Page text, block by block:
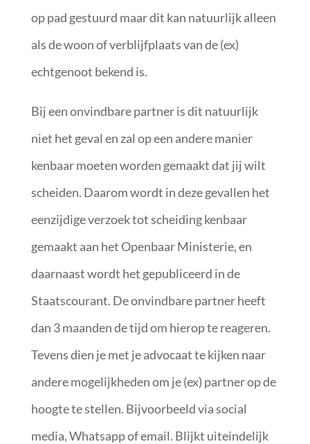
op pad gestuurd maar dit kan natuurlijk alleen
als de woon of verblijfplaats van de (ex)
echtgenoot bekend is.
Bij een onvindbare partner is dit natuurlijk
niet het geval en zal op een andere manier
kenbaar moeten worden gemaakt dat jij wilt
scheiden. Daarom wordt in deze gevallen het
eenzijdige verzoek tot scheiding kenbaar
gemaakt aan het Openbaar Ministerie, en
daarnaast wordt het gepubliceerd in de
Staatscourant. De onvindbare partner heeft
dan 3 maanden de tijd om hierop te reageren.
Tevens dien je met je advocaat te kijken naar
andere mogelijkheden om je (ex) partner op de
hoogte te stellen. Bijvoorbeeld via social
media, Whatsapp of email. Blijkt uiteindelijk